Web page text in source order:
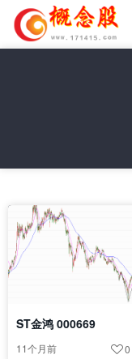
ST金鸿 000669
11个月前 0